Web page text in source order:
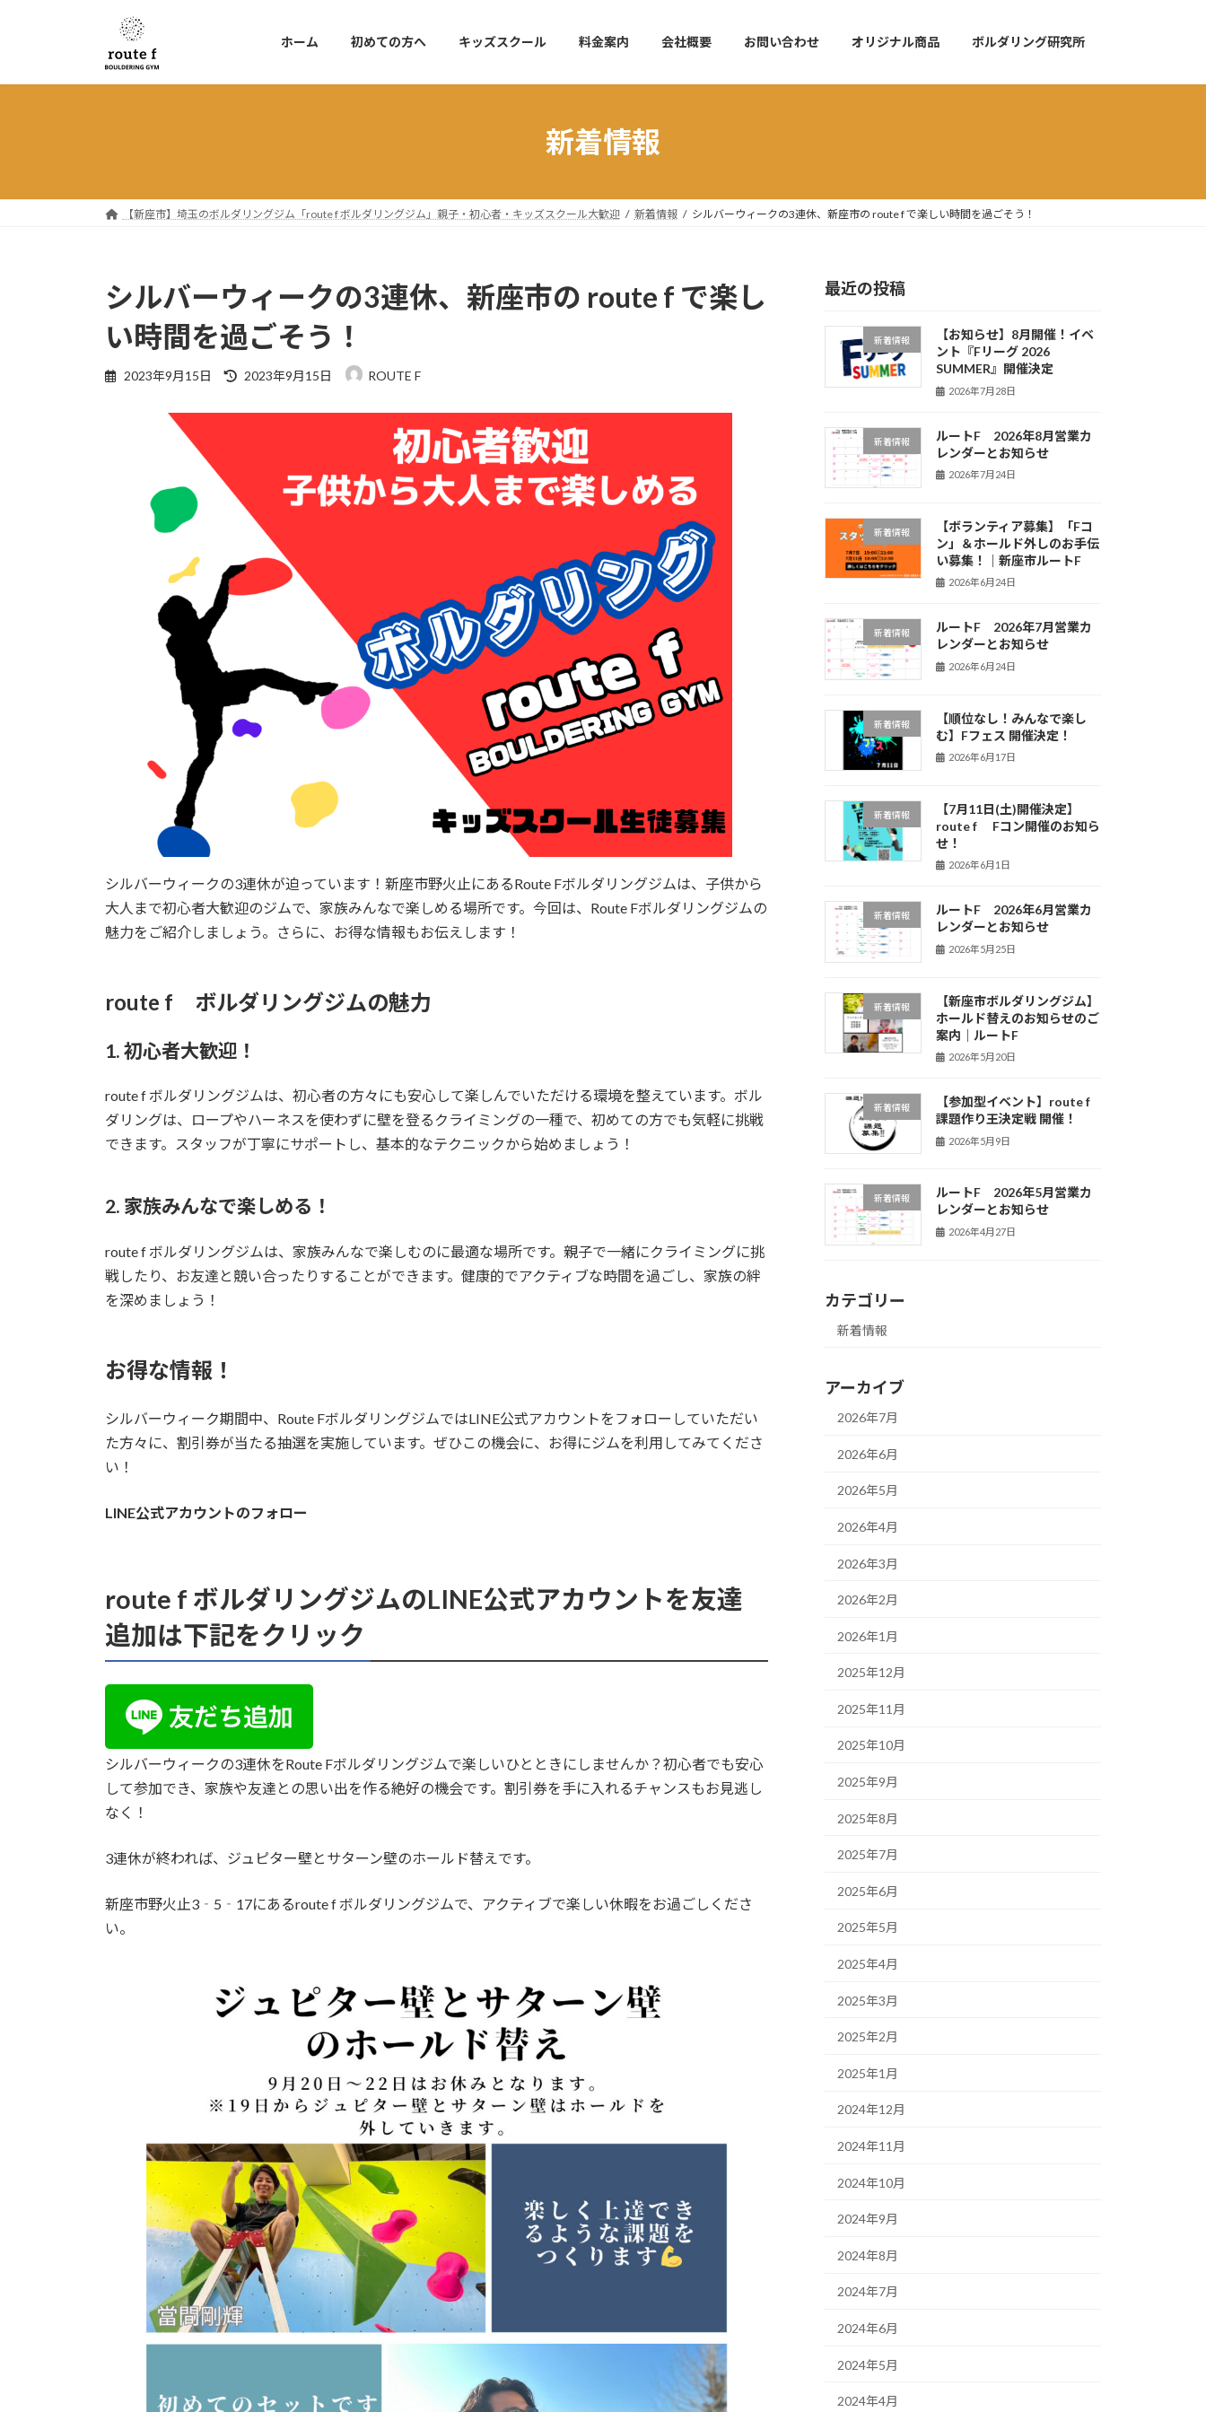
プ
動
ホーム 初めての方へ キッズスクール 料金案内 会社概要 お問い合わせ オリジナル商品 ボルダリング研究所
新着情報
【新座市】埼玉のボルダリングジム「route f ボルダリングジム」親子・初心者・キッズスクール大歓迎 新着情報 シルバーウィークの3連休、新座市の route f で楽しい時間を過ごそう！
シルバーウィークの3連休、新座市の route f で楽し
い時間を過ごそう！
2023年9月15日
最
2023年9月15日 ROUTE F
シルバーウィークの3連休が迫っています！新座市野火止にあるRoute Fボルダリングジムは、子供から
大人まで初心者大歓迎のジムで、家族みんなで楽しめる場所です。今回は、Route Fボルダリングジムの
魅力をご紹介しましょう。さらに、お得な情報もお伝えします！
route f ボルダリングジムの魅力
1. 初心者大歓迎！
route f ボルダリングジムは、初心者の方々にも安心して楽しんでいただける環境を整えています。ボル
ダリングは、ロープやハーネスを使わずに壁を登るクライミングの一種で、初めての方でも気軽に挑戦
できます。スタッフが丁寧にサポートし、基本的なテクニックから始めましょう！
2. 家族みんなで楽しめる！
route f ボルダリングジムは、家族みんなで楽しむのに最適な場所です。親子で一緒にクライミングに挑
戦したり、お友達と競い合ったりすることができます。健康的でアクティブな時間を過ごし、家族の絆
を深めましょう！
お得な情報！
シルバーウィーク期間中、Route FボルダリングジムではLINE公式アカウントをフォローしていただい
た方々に、割引券が当たる抽選を実施しています。ぜひこの機会に、お得にジムを利用してみてくださ
い！
LINE公式アカウントのフォロー
route f ボルダリングジムのLINE公式アカウントを友達
追加は下記をクリック
シルバーウィークの3連休をRoute Fボルダリングジムで楽しいひとときにしませんか？初心者でも安心
して参加でき、家族や友達との思い出を作る絶好の機会です。割引券を手に入れるチャンスもお見逃し
なく！
3連休が終われば、ジュピター壁とサターン壁のホールド替えです。
新座市野火止3‐5‐17にあるroute f ボルダリングジムで、アクティブで楽しい休暇をお過ごしくださ
い。
最近の投稿
新着情報
【お知らせ】8月開催！イベ
ント『Fリーグ 2026
SUMMER』開催決定
2026年7月28日
新着情報
ルートF 2026年8月営業カ
レンダーとお知らせ
2026年7月24日
新着情報
【ボランティア募集】「Fコ
ン」＆ホールド外しのお手伝
い募集！｜新座市ルートF
2026年6月24日
新着情報
ルートF 2026年7月営業カ
レンダーとお知らせ
2026年6月24日
新着情報
【順位なし！みんなで楽し
む】Fフェス 開催決定！
2026年6月17日
新着情報
【7月11日(土)開催決定】
route f Fコン開催のお知ら
せ！
2026年6月1日
新着情報
ルートF 2026年6月営業カ
レンダーとお知らせ
2026年5月25日
新着情報
【新座市ボルダリングジム】
ホールド替えのお知らせのご
案内｜ルートF
2026年5月20日
新着情報
【参加型イベント】route f
課題作り王決定戦 開催！
2026年5月9日
新着情報
ルートF 2026年5月営業カ
レンダーとお知らせ
2026年4月27日
カテゴリー
新着情報
アーカイブ
2026年7月
2026年6月
2026年5月
2026年4月
2026年3月
2026年2月
2026年1月
2025年12月
2025年11月
2025年10月
2025年9月
2025年8月
2025年7月
2025年6月
2025年5月
2025年4月
2025年3月
2025年2月
2025年1月
2024年12月
2024年11月
2024年10月
2024年9月
2024年8月
2024年7月
2024年6月
2024年5月
2024年4月